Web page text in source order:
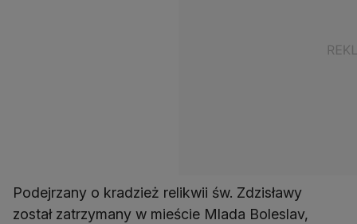
Podejrzany o kradzież relikwii św. Zdzisławy
został zatrzymany w mieście Mlada Boleslav,